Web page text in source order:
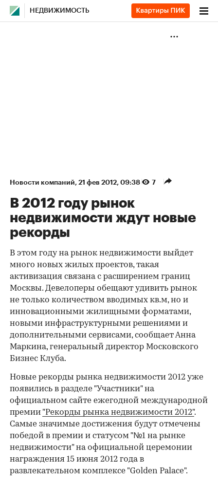
НЕДВИЖИМОСТЬ
Новости компаний⁠, 21 фев 2012, 09:38 7
В 2012 году рынок
недвижимости ждут новые
рекорды
В этом году на рынок недвижимости выйдет
много новых жилых проектов, такая
активизация связана с расширением границ
Москвы. Девелоперы обещают удивить рынок
не только количеством вводимых кв.м, но и
инновационными жилищными форматами,
новыми инфраструктурными решениями и
дополнительными сервисами, сообщает Анна
Маркина, генеральный директор Московского
Бизнес Клуба.
Новые рекорды рынка недвижимости 2012 уже
появились в разделе "Участники" на
официальном сайте ежегодной международной
премии "Рекорды рынка недвижимости 2012".
Самые значимые достижения будут отмечены
победой в премии и статусом "№1 на рынке
недвижимости" на официальной церемонии
награждения 15 июня 2012 года в
развлекательном комплексе "Golden Palace".